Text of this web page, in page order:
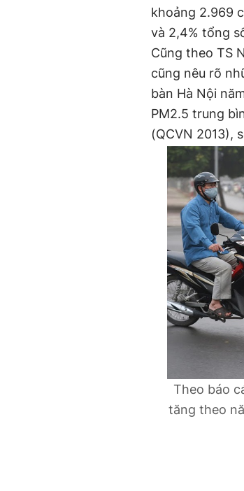
khoảng 2.969
và 2,4% tổng
Cũng theo TS
cũng nêu rõ
bàn Hà Nội
PM2.5 trung
(QCVN 2013),
Theo báo
tăng theo